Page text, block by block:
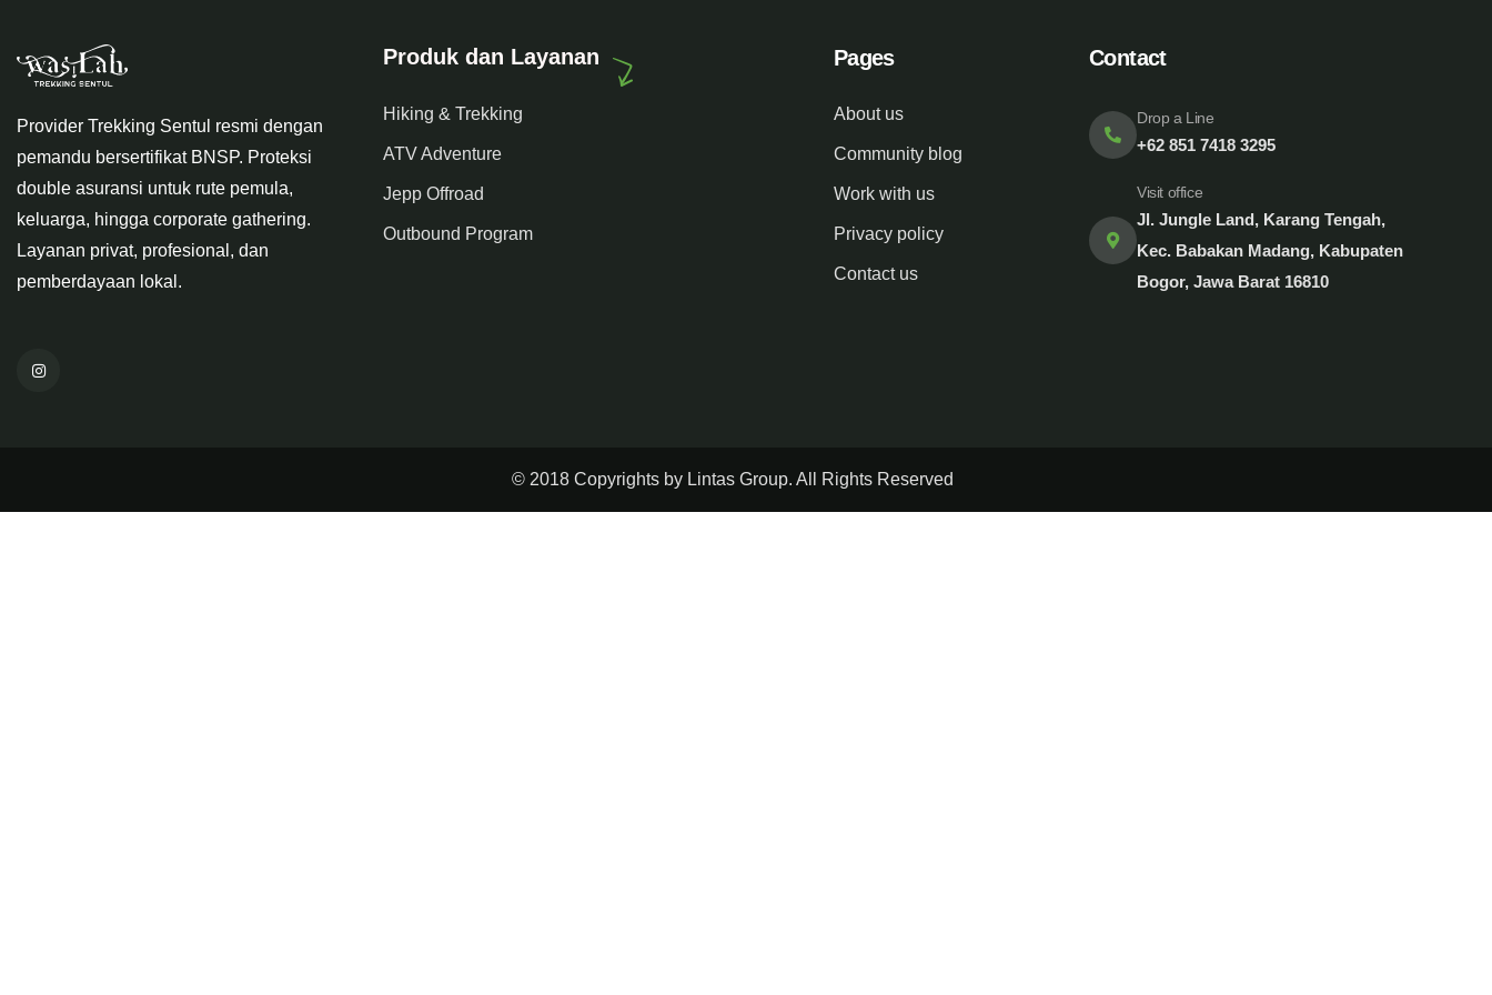
Provider Trekking Sentul resmi dengan
pemandu bersertifikat BNSP. Proteksi
double asuransi untuk rute pemula,
keluarga, hingga corporate gathering.
Layanan privat, profesional, dan
pemberdayaan lokal.
Produk dan Layanan
Hiking & Trekking
ATV Adventure
Jepp Offroad
Outbound Program
Pages
About us
Community blog
Work with us
Privacy policy
Contact us
Contact
Drop a Line
+62 851 7418 3295
Visit office
Jl. Jungle Land, Karang Tengah,
Kec. Babakan Madang, Kabupaten
Bogor, Jawa Barat 16810
© 2018 Copyrights by Lintas Group. All Rights Reserved